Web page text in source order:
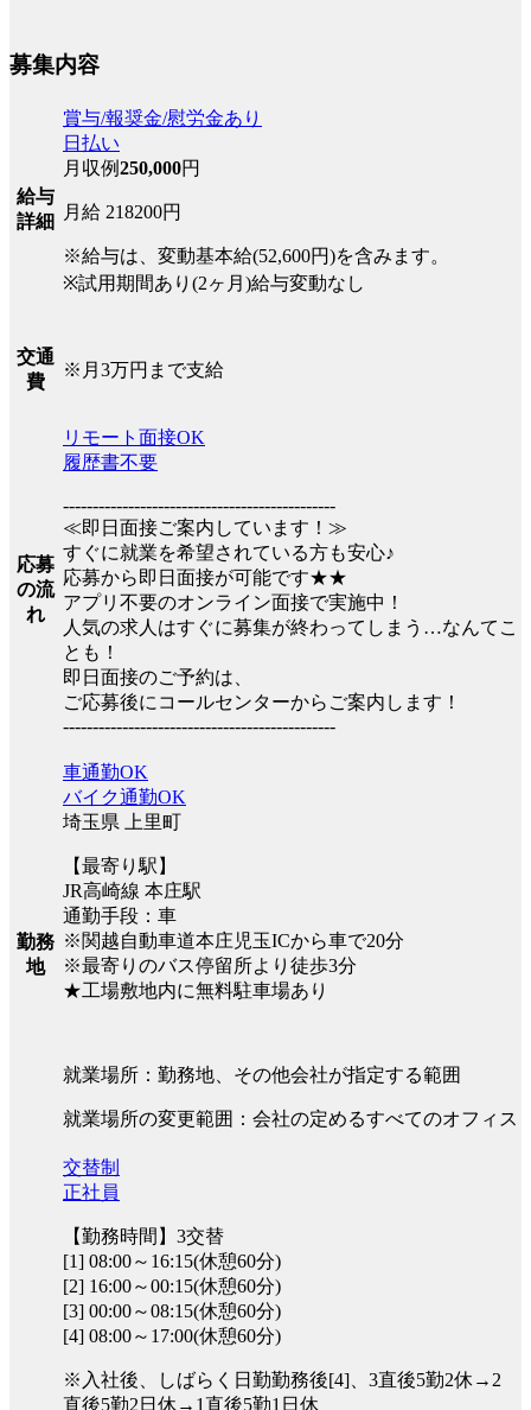
募集内容
給与
詳細
賞与/報奨金/慰労金あり
日払い
月収例250,000円
月給 218200円
※給与は、変動基本給(52,600円)を含みます。
※試用期間あり(2ヶ月)給与変動なし
交通
費
※月3万円まで支給
応募
の流
れ
リモート面接OK
履歴書不要
----------------------------------------------
≪即日面接ご案内しています！≫
すぐに就業を希望されている方も安心♪
応募から即日面接が可能です★★
アプリ不要のオンライン面接で実施中！
人気の求人はすぐに募集が終わってしまう…なんてこ
とも！
即日面接のご予約は、
ご応募後にコールセンターからご案内します！
----------------------------------------------
勤務
地
車通勤OK
バイク通勤OK
埼玉県 上里町
【最寄り駅】
JR高崎線 本庄駅
通勤手段：車
※関越自動車道本庄児玉ICから車で20分
※最寄りのバス停留所より徒歩3分
★工場敷地内に無料駐車場あり
就業場所：勤務地、その他会社が指定する範囲
就業場所の変更範囲：会社の定めるすべてのオフィス
交替制
正社員
【勤務時間】3交替
[1] 08:00～16:15(休憩60分)
[2] 16:00～00:15(休憩60分)
[3] 00:00～08:15(休憩60分)
[4] 08:00～17:00(休憩60分)
※入社後、しばらく日勤勤務後[4]、3直後5勤2休→2
直後5勤2日休→1直後5勤1日休